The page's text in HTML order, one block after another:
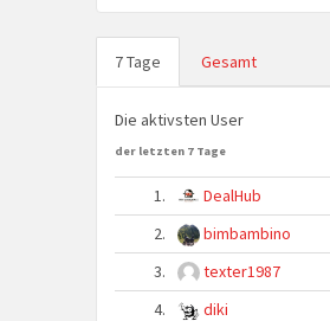
7 Tage Gesamt
Die aktivsten User
der letzten 7 Tage
1. DealHub
2.
bimbambino
3.
texter1987
4.
diki